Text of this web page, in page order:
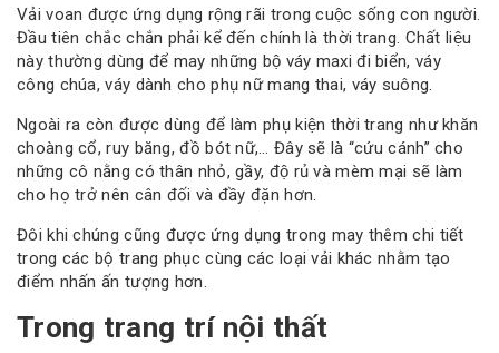
Vải voan được ứng dụng rộng rãi trong cuộc sống con người.
Đầu tiên chắc chắn phải kể đến chính là thời trang. Chất liệu
này thường dùng để may những bộ váy maxi đi biển, váy
công chúa, váy dành cho phụ nữ mang thai, váy suông.
Ngoài ra còn được dùng để làm phụ kiện thời trang như khăn
choàng cổ, ruy băng, đồ bót nữ,… Đây sẽ là “cứu cánh” cho
những cô nằng có thân nhỏ, gầy, độ rủ và mèm mại sẽ làm
cho họ trở nên cân đối và đầy đặn hơn.
Đôi khi chúng cũng được ứng dụng trong may thêm chi tiết
trong các bộ trang phục cùng các loại vải khác nhằm tạo
điểm nhấn ấn tượng hơn.
Trong trang trí nội thất